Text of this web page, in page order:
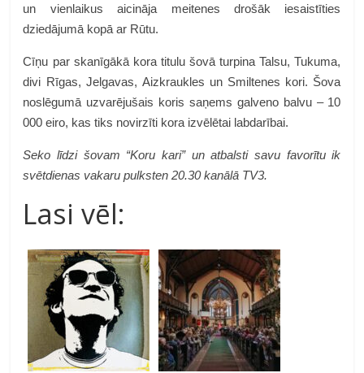
un vienlaikus aicināja meitenes drošāk iesaistīties
dziedājumā kopā ar Rūtu.
Cīņu par skanīgākā kora titulu šovā turpina Talsu, Tukuma,
divi Rīgas, Jelgavas, Aizkraukles un Smiltenes kori. Šova
noslēgumā uzvarējušais koris saņems galveno balvu – 10
000 eiro, kas tiks novirzīti kora izvēlētai labdarībai.
Seko līdzi šovam “Koru kari” un atbalsti savu favorītu ik
svētdienas vakaru pulksten 20.30 kanālā TV3.
Lasi vēl: